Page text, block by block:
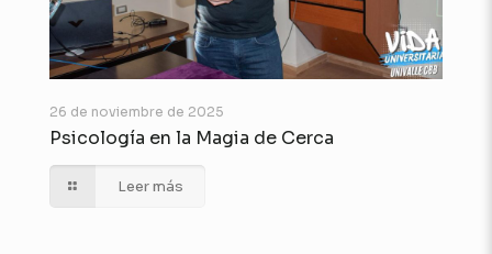
26 de noviembre de 2025
Psicología en la Magia de Cerca
Leer más